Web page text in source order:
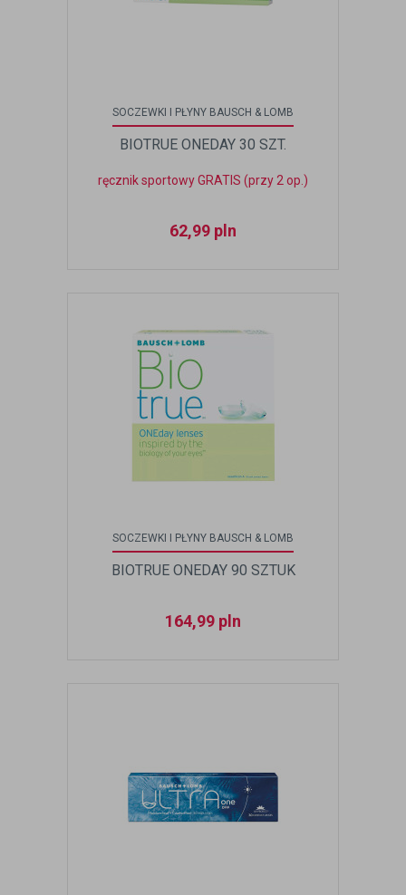
SOCZEWKI I PŁYNY BAUSCH & LOMB
BIOTRUE ONEDAY 30 SZT.
ręcznik sportowy GRATIS (przy 2 op.)
62,99 pln
SOCZEWKI I PŁYNY BAUSCH & LOMB
BIOTRUE ONEDAY 90 SZTUK
164,99 pln